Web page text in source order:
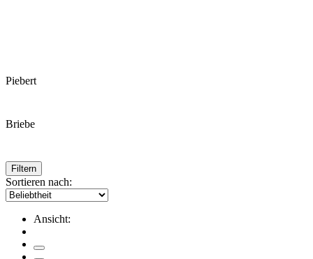
Piebert
Briebe
Filtern
Sortieren nach:
Ansicht: